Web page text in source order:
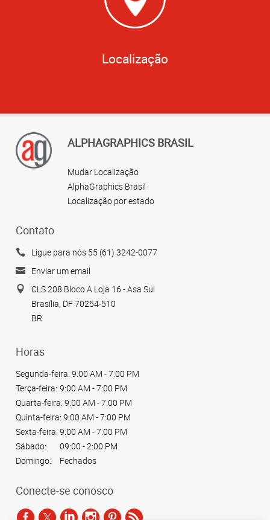
Localização
ALPHAGRAPHICS BRASIL
Mudar Localização
AlphaGraphics Brasil
Localização por estado
Contato
Ligue para nós 55 (61) 3242-0077
Enviar um email
CLS 208 Bloco A Loja 16 - Asa Sul
Brasília, DF 70254-510
BR
Horas
Segunda-feira: 9:00 AM - 7:00 PM
Terça-feira: 9:00 AM - 7:00 PM
Quarta-feira: 9:00 AM - 7:00 PM
Quinta-feira: 9:00 AM - 7:00 PM
Sexta-feira: 9:00 AM - 7:00 PM
Sábado:
09:00 - 2:00 PM
Domingo:
Fechados
Conecte-se conosco